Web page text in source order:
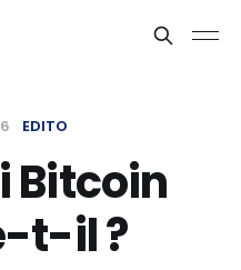
EDITO
Bitcoin
t-il ?